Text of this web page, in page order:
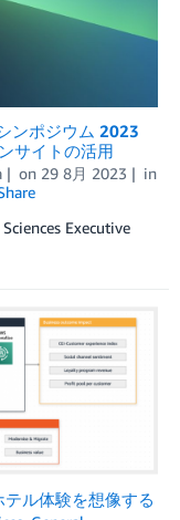
ンポジウム 2023
サイトの活用
on 29 8月 2023
in
Executive
ル体験を想像する